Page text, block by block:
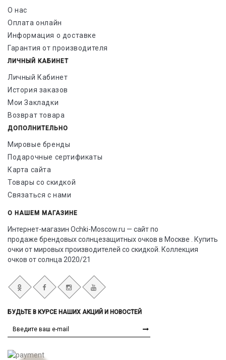
О нас
Оплата онлайн
Информация о доставке
Гарантия от производителя
ЛИЧНЫЙ КАБИНЕТ
Личный Кабинет
История заказов
Мои Закладки
Возврат товара
ДОПОЛНИТЕЛЬНО
Мировые бренды
Подарочные сертификаты
Карта сайта
Товары со скидкой
Связаться с нами
О НАШЕМ МАГАЗИНЕ
Интернет-магазин Ochki-Moscow.ru — сайт по
продаже брендовых солнцезащитных очков в Москве . Купить
очки от мировых производителей со скидкой. Коллекция
очков от солнца 2020/21
БУДЬТЕ В КУРСЕ НАШИХ АКЦИЙ И НОВОСТЕЙ